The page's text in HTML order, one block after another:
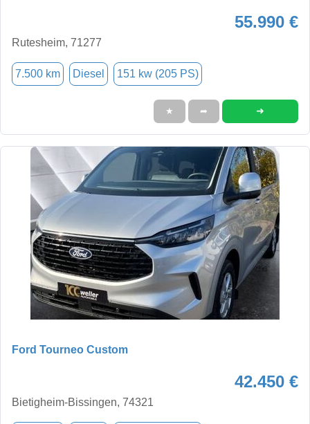
55.990 €
Rutesheim, 71277
7.500 km Diesel 151 kw (205 PS)
★ ➦ ➜
Ford Tourneo Custom
42.450 €
Bietigheim-Bissingen, 74321